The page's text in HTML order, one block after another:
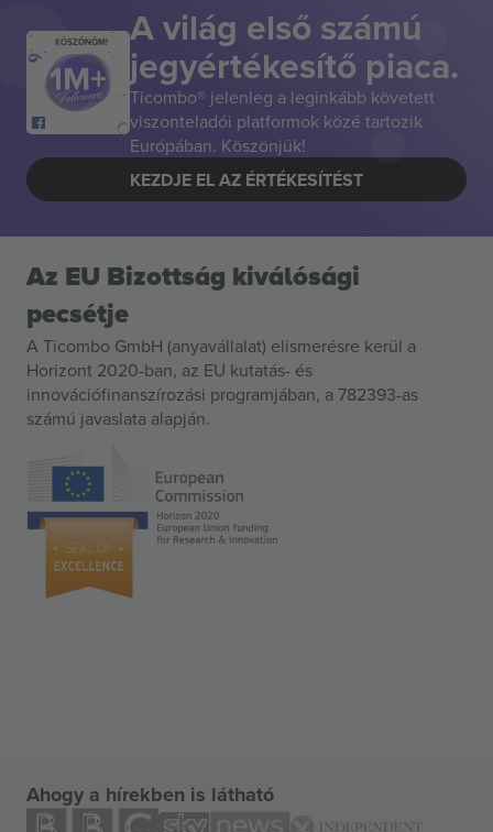
KÖSZÖNÖM! A világ első számú
jegyértékesítő piaca.
Ticombo® jelenleg a leginkább követett
viszonteladói platformok közé tartozik
Európában. Köszönjük!
KEZDJE EL AZ ÉRTÉKESÍTÉST
Az EU Bizottság kiválósági
pecsétje
A Ticombo GmbH (anyavállalat) elismerésre kerül a
Horizont 2020-ban, az EU kutatás- és
innovációfinanszírozási programjában, a 782393-as
számú javaslata alapján.
Ahogy a hírekben is látható